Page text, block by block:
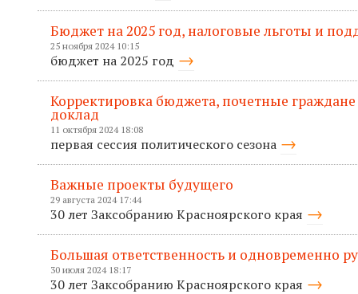
Бюджет на 2025 год, налоговые льготы и
25 ноября 2024 10:15
бюджет на 2025 год
Корректировка бюджета, почетные
доклад
11 октября 2024 18:08
первая сессия политического сезона
Важные проекты будущего
29 августа 2024 17:44
30 лет Заксобранию Красноярского края
Большая ответственность и одновременно
30 июля 2024 18:17
30 лет Заксобранию Красноярского края